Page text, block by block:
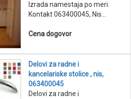
Izrada namestaja po meri.
Kontakt 063400045, Nis...
Cena dogovor
Delovi za radne i
kancelariske stolice , nis,
063400045
Delovi za radne i